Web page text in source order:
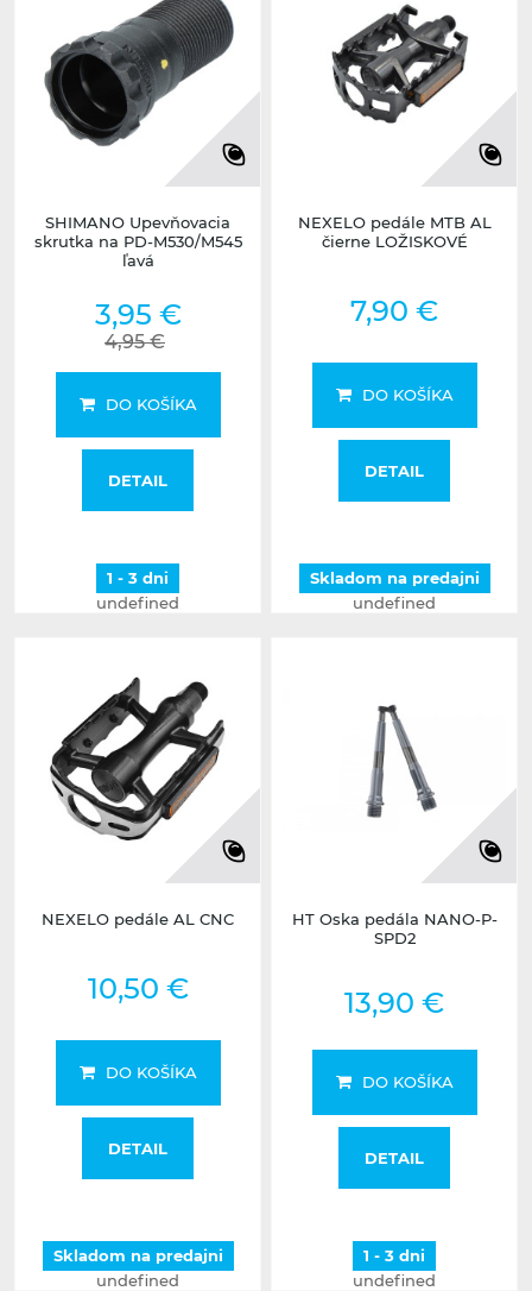
SHIMANO Upevňovacia
skrutka na PD-M530/M545
ľavá
3,95 €
4,95 €
DO KOŠÍKA
DETAIL
1 - 3 dni
undefined
NEXELO pedále MTB AL
čierne LOŽISKOVÉ
7,90 €
DO KOŠÍKA
DETAIL
Skladom na predajni
undefined
NEXELO pedále AL CNC
10,50 €
DO KOŠÍKA
DETAIL
Skladom na predajni
undefined
HT Oska pedála NANO-P-
SPD2
13,90 €
DO KOŠÍKA
DETAIL
1 - 3 dni
undefined